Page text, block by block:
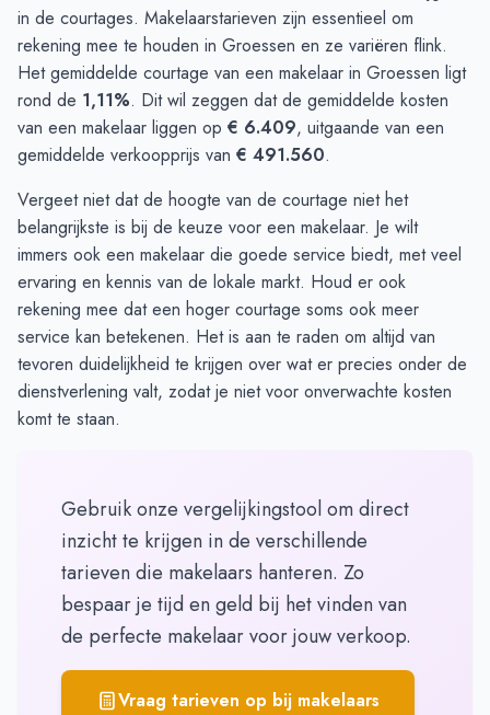
in de courtages. Makelaarstarieven zijn essentieel om
rekening mee te houden in Groessen en ze variëren flink.
Het gemiddelde courtage van een makelaar in Groessen ligt
rond de 1,11%. Dit wil zeggen dat de gemiddelde kosten
van een makelaar liggen op € 6.409, uitgaande van een
gemiddelde verkoopprijs van € 491.560.
Vergeet niet dat de hoogte van de courtage niet het
belangrijkste is bij de keuze voor een makelaar. Je wilt
immers ook een makelaar die goede service biedt, met veel
ervaring en kennis van de lokale markt. Houd er ook
rekening mee dat een hoger courtage soms ook meer
service kan betekenen. Het is aan te raden om altijd van
tevoren duidelijkheid te krijgen over wat er precies onder de
dienstverlening valt, zodat je niet voor onverwachte kosten
komt te staan.
Gebruik onze vergelijkingstool om direct
inzicht te krijgen in de verschillende
tarieven die makelaars hanteren. Zo
bespaar je tijd en geld bij het vinden van
de perfecte makelaar voor jouw verkoop.
Vraag tarieven op bij makelaars